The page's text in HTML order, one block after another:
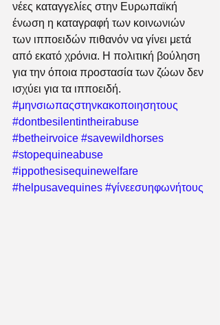
νέες καταγγελίες στην Ευρωπαϊκή
ένωση η καταγραφή των κοινωνιών
των ιπποειδών πιθανόν να γίνει μετά
από εκατό χρόνια. Η πολιτική βούληση
για την όποια προστασία των ζώων δεν
ισχύει για τα ιπποειδή.
#μηνσιωπαςστηνκακοποιησητους
#dontbesilentintheirabuse
#betheirvoice #savewildhorses
#stopequineabuse
#ippothesisequinewelfare
#helpusavequines #γίνεεσυηφωνήτους